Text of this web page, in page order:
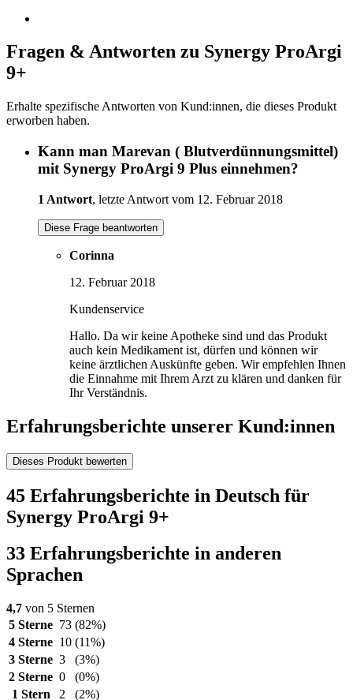
Fragen & Antworten zu Synergy ProArgi
9+
Erhalte spezifische Antworten von Kund:innen, die dieses Produkt
erworben haben.
Kann man Marevan ( Blutverdünnungsmittel)
mit Synergy ProArgi 9 Plus einnehmen?
1 Antwort, letzte Antwort vom 12. Februar 2018
Diese Frage beantworten
Corinna
12. Februar 2018
Kundenservice
Hallo. Da wir keine Apotheke sind und das Produkt
auch kein Medikament ist, dürfen und können wir
keine ärztlichen Auskünfte geben. Wir empfehlen Ihnen
die Einnahme mit Ihrem Arzt zu klären und danken für
Ihr Verständnis.
Erfahrungsberichte unserer Kund:innen
Dieses Produkt bewerten
45 Erfahrungsberichte in Deutsch für
Synergy ProArgi 9+
33 Erfahrungsberichte in anderen
Sprachen
4,7 von 5 Sternen
5 Sterne 73 (82%)
4 Sterne 10 (11%)
3 Sterne 3
(3%)
2 Sterne 0
(0%)
1 Stern
2 (2%)